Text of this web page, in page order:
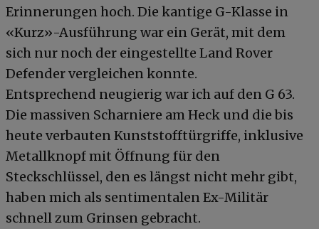
Erinnerungen hoch. Die kantige G-Klasse in
«Kurz»-Ausführung war ein Gerät, mit dem
sich nur noch der eingestellte Land Rover
Defender vergleichen konnte.
Entsprechend neugierig war ich auf den G 63.
Die massiven Scharniere am Heck und die bis
heute verbauten Kunststofftürgriffe, inklusive
Metallknopf mit Öffnung für den
Steckschlüssel, den es längst nicht mehr gibt,
haben mich als sentimentalen Ex-Militär
schnell zum Grinsen gebracht.